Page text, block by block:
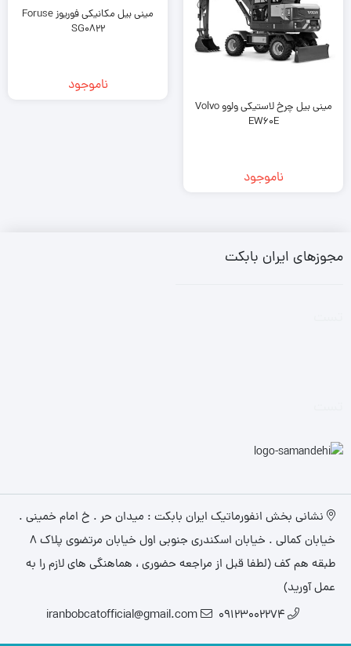
مینی بیل چرخ لاستیکی ولوو Volvo
EW60E
ناموجود
مینی بیل مکانیکی فوریوز Foruse
SG0822
ناموجود
مجوزهای ایران بابکت
نشانی بخش انفورماتیک ایران بابکت : میدان حر . خ امام خمینی .
خیابان کمالی . خیابان اسکندری جنوبی اول خیابان مرتضوی پلاک 8
طبقه هم کف (لطفا قبل از مراجعه حضوری ، هماهنگی های لازم را به
عمل آورید)
09123002274
iranbobcatofficial@gmail.com